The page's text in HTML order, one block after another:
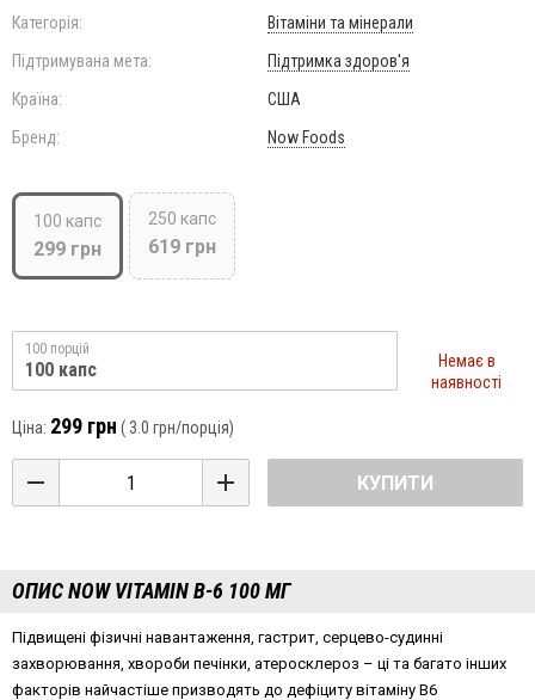
Категорія:
Вітаміни та мінерали
Підтримувана мета:
Підтримка здоров'я
Країна:
США
Бренд:
Now Foods
100 капс
299 грн
250 капс
619 грн
100 порцій
100 капс
Немає в
наявності
Ціна: 299 грн ( 3.0 грн/порція)
КУПИТИ
ОПИС NOW VITAMIN B-6 100 МГ
Підвищені фізичні навантаження, гастрит, серцево-судинні
захворювання, хвороби печінки, атеросклероз – ці та багато інших
факторів найчастіше призводять до дефіциту вітаміну В6